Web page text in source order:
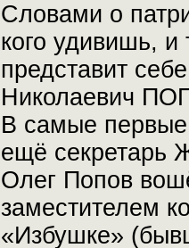
Словами о
кого удивишь, и
представит
Николаевич
В самые первые
ещё секретарь
Олег Попов
заместителем
«Избушке»